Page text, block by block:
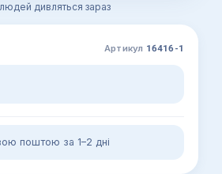
людей дивляться зараз
Артикул 16416-1
поштою за 1–2 дні